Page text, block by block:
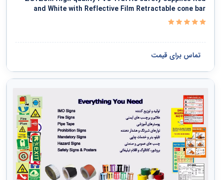
and White with Reflective Film Retractable cone bar
تماس برای قیمت